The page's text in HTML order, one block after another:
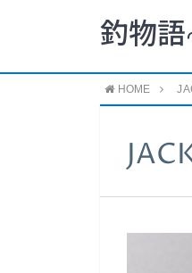
釣物
HOME